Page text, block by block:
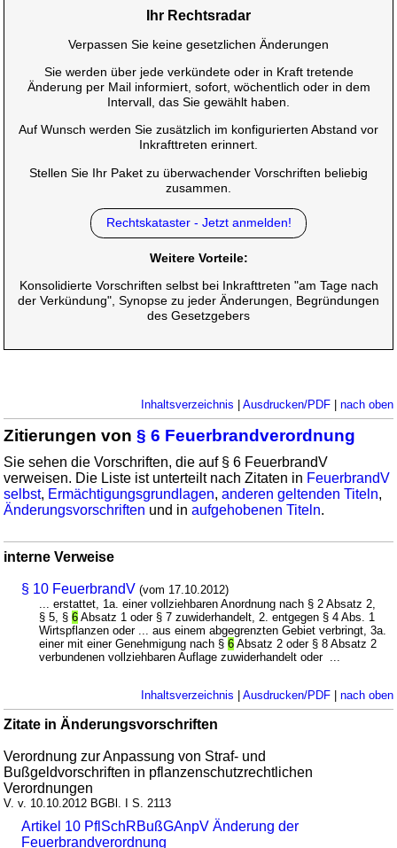
Ihr Rechtsradar
Verpassen Sie keine gesetzlichen Änderungen
Sie werden über jede verkündete oder in Kraft tretende
Änderung per Mail informiert, sofort, wöchentlich oder in dem
Intervall, das Sie gewählt haben.
Auf Wunsch werden Sie zusätzlich im konfigurierten Abstand vor
Inkrafttreten erinnert.
Stellen Sie Ihr Paket zu überwachender Vorschriften beliebig
zusammen.
Rechtskataster - Jetzt anmelden!
Weitere Vorteile:
Konsolidierte Vorschriften selbst bei Inkrafttreten "am Tage nach
der Verkündung", Synopse zu jeder Änderungen, Begründungen
des Gesetzgebers
Inhaltsverzeichnis Ausdrucken/PDF| nach oben
Zitierungen von§ 6 Feuerbrandverordnung
Sie sehen die Vorschriften, die auf § 6 FeuerbrandV
verweisen. Die Liste ist unterteilt nach Zitaten in FeuerbrandV
selbst, Ermächtigungsgrundlagen,anderen geltenden Titeln,
Änderungsvorschriften und inaufgehobenen Titeln.
interne Verweise
§ 10 FeuerbrandV (vom 17.10.2012)
... erstattet, 1a. einer vollziehbaren Anordnung nach § 2 Absatz 2,
§ 5, §6 Absatz 1 oder § 7 zuwiderhandelt, 2. entgegen § 4 Abs. 1
Wirtspflanzen oder ... aus einem abgegrenzten Gebiet verbringt, 3a.
einer mit einer Genehmigung nach §6 Absatz 2 oder § 8 Absatz 2
verbundenen vollziehbaren Auflage zuwiderhandelt oder ...
Inhaltsverzeichnis Ausdrucken/PDF| nach oben
Zitate in Änderungsvorschriften
Verordnung zur Anpassung von Straf- und
Bußgeldvorschriften in pflanzenschutzrechtlichen
Verordnungen
V. v. 10.10.2012 BGBl. I S. 2113
Artikel 10 PflSchRBußGAnpV Änderung der
Feuerbrandverordnung